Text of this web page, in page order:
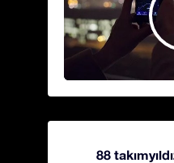
88